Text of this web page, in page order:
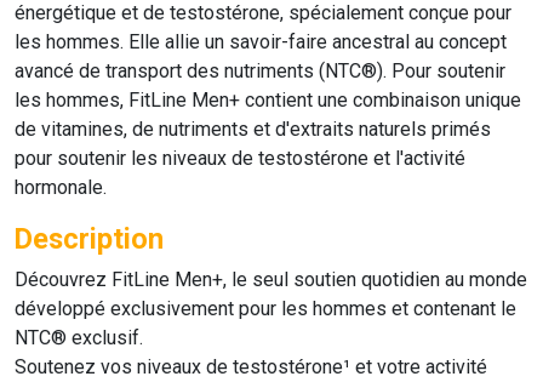
énergétique et de testostérone, spécialement conçue pour
les hommes. Elle allie un savoir-faire ancestral au concept
avancé de transport des nutriments (NTC®). Pour soutenir
les hommes, FitLine Men+ contient une combinaison unique
de vitamines, de nutriments et d'extraits naturels primés
pour soutenir les niveaux de testostérone et l'activité
hormonale.
Description
Découvrez FitLine Men+, le seul soutien quotidien au monde
développé exclusivement pour les hommes et contenant le
NTC® exclusif.
Soutenez vos niveaux de testostérone¹ et votre activité